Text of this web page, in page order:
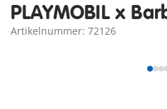
PLAYMOBIL x
Artikelnummer: 72126